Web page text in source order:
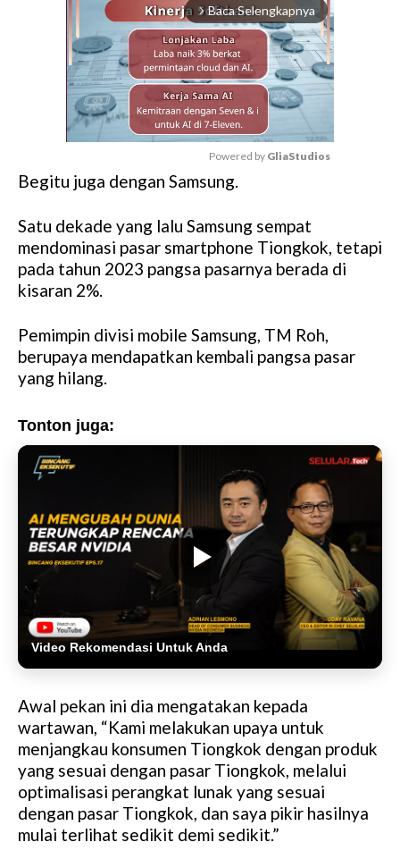
arrow_forward_ios Baca Selengkapnya
t
e
Powered by GliaStudios
Begitu juga dengan Samsung.
Satu dekade yang lalu Samsung sempat
mendominasi pasar smartphone Tiongkok, tetapi
pada tahun 2023 pangsa pasarnya berada di
kisaran 2%.
Pemimpin divisi mobile Samsung, TM Roh,
berupaya mendapatkan kembali pangsa pasar
yang hilang.
Tonton juga:
Video Rekomendasi Untuk Anda
Awal pekan ini dia mengatakan kepada
wartawan, “Kami melakukan upaya untuk
menjangkau konsumen Tiongkok dengan produk
yang sesuai dengan pasar Tiongkok, melalui
optimalisasi perangkat lunak yang sesuai
dengan pasar Tiongkok, dan saya pikir hasilnya
mulai terlihat sedikit demi sedikit.”